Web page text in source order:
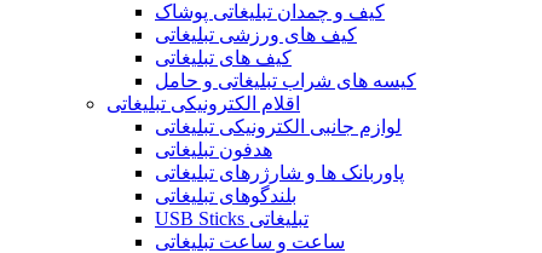
کیف و چمدان تبلیغاتی پوشاک
کیف های ورزشی تبلیغاتی
کیف های تبلیغاتی
کیسه های شراب تبلیغاتی و حامل
اقلام الکترونیکی تبلیغاتی
لوازم جانبی الکترونیکی تبلیغاتی
هدفون تبلیغاتی
پاوربانک ها و شارژرهای تبلیغاتی
بلندگوهای تبلیغاتی
USB Sticks تبلیغاتی
ساعت و ساعت تبلیغاتی